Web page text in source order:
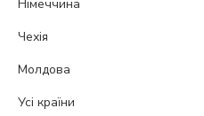
Німеччина
Чехія
Молдова
Усі країни